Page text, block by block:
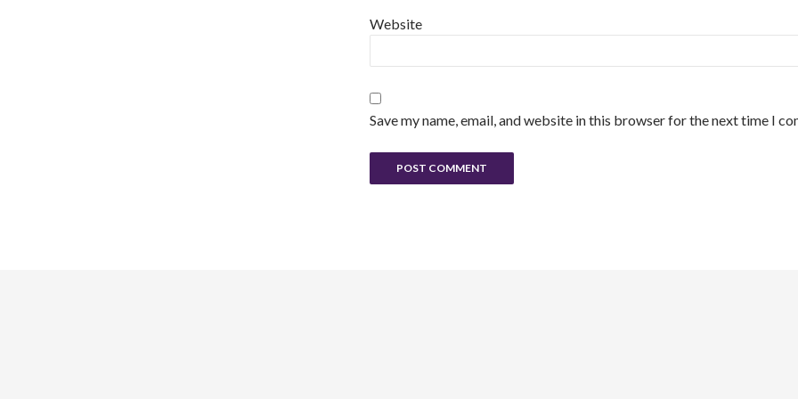
Website
Save my name, email, and website in this browser for the next time I